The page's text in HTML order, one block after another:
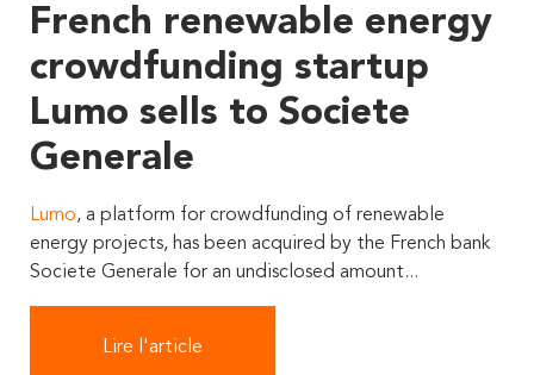
French renewable energy
crowdfunding startup
Lumo sells to Societe
Generale
Lumo, a platform for crowdfunding of renewable
energy projects, has been acquired by the French bank
Societe Generale for an undisclosed amount...
Lire l'article